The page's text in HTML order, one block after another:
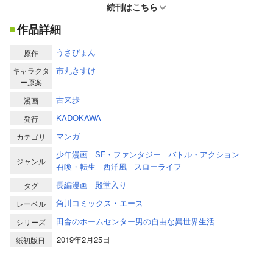
続刊はこちら
作品詳細
原作 うさぴょん
キャラクタ
ー原案
市丸きすけ
漫画 古来歩
発行 KADOKAWA
カテゴリ マンガ
ジャンル
少年漫画 SF・ファンタジー
バトル・アクション
召喚・転生
西洋風 スローライフ
タグ 長編漫画 殿堂入り
レーベル 角川コミックス・エース
シリーズ 田舎のホームセンター男の自由な異世界生活
紙初版日
2019年2月25日